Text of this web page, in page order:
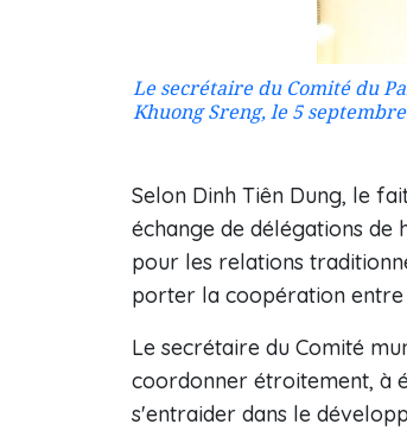
Le secrétaire du Comité du
Khuong Sreng, le 5
Selon Dinh Tiên Dung, le
échange de délégations de
pour les relations
porter la coopération entre
Le secrétaire du Comité
coordonner étroitement, à
s'entraider dans le